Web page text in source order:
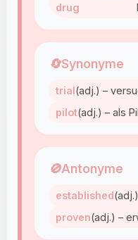
drug
🔄Synonyme
trial(adj.) –
pilot(adj.) – als
🚫Antonyme
established
proven(adj.) –